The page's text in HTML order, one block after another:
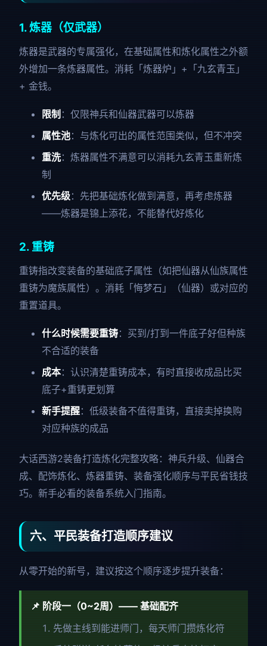
1. 炼器（仅武器）
炼器是武器的专属强化，在基础属性和炼化属性之外额
外增加一条炼器属性。消耗「炼器炉」+「九玄青玉」
+ 金钱。
限制 ：仅限神兵和仙器武器可以炼器
属性池：与炼化可出的属性范围类似，但不冲突
重洗：炼器属性不满意可以消耗九玄青玉重新炼
制
优先级：先把基础炼化做到满意，再考虑炼器
——炼器是锦上添花，不能替代好炼化
2. 重铸
重铸指改变装备的基础底子属性（如把仙器从仙族属性
重铸为魔族属性）。消耗「悔梦石」（仙器）或对应的
重置道具。
什么时候需要重铸：买到/打到一件底子好但种族
不合适的装备
成本：认识清楚重铸成本，有时直接收成品比买
底子+重铸更划算
新手提醒：低级装备不值得重铸，直接卖掉换购
对应种族的成品
大话西游2装备打造炼化完整攻略：神兵升级、仙器合
成、配饰炼化、炼器重铸、装备强化顺序与平民省钱技
巧。新手必看的装备系统入门指南。
六、平民装备打造顺序建议
从零开始的新号，建议按这个顺序逐步提升装备：
📌 阶段一（0~2周）—— 基础配齐
先做主线到能进师门，每天师门攒炼化符